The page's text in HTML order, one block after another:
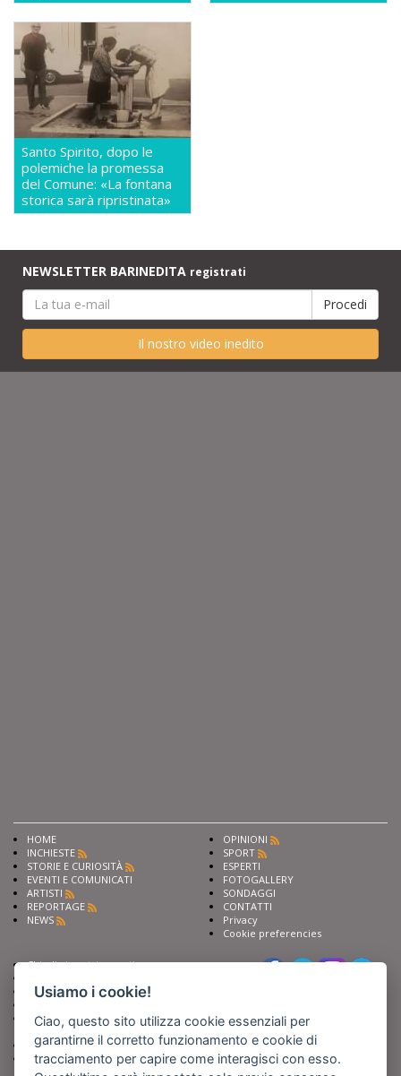
Santo Spirito, dopo le
polemiche la promessa
del Comune: «La fontana
storica sarà ripristinata»
NEWSLETTER BARINEDITA registrati
Il nostro video inedito
HOME
INCHIESTE
STORIE E CURIOSITÀ
EVENTI E COMUNICATI
ARTISTI
REPORTAGE
NEWS
OPINIONI
SPORT
ESPERTI
FOTOGALLERY
SONDAGGI
CONTATTI
Privacy
Cookie preferencies
Chiedi ai nostri esperti
Fai pubblicità con noi
Iscriviti al nostro corso di
giornalismo
Compra i nostri libri
Entra in Barinedita Map
Usiamo i cookie!
Ciao, questo sito utilizza cookie essenziali per
garantirne il corretto funzionamento e cookie di
tracciamento per capire come interagisci con esso.